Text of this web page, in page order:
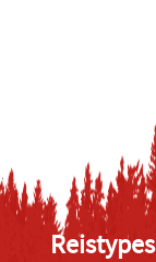
Reistypes